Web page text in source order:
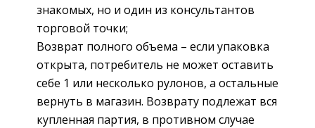
знакомых, но и один из консультантов
торговой точки;
Возврат полного объема – если упаковка
открыта, потребитель не может оставить
себе 1 или несколько рулонов, а остальные
вернуть в магазин. Возврату подлежат вся
купленная партия, в противном случае